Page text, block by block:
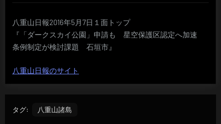
八重山日報2016年5月7日１面トップ
『「ダークスカイ公園」申請も 星空保護区認定へ加速
条例制定が検討課題 石垣市』
八重山日報のサイト
タグ: 八重山諸島